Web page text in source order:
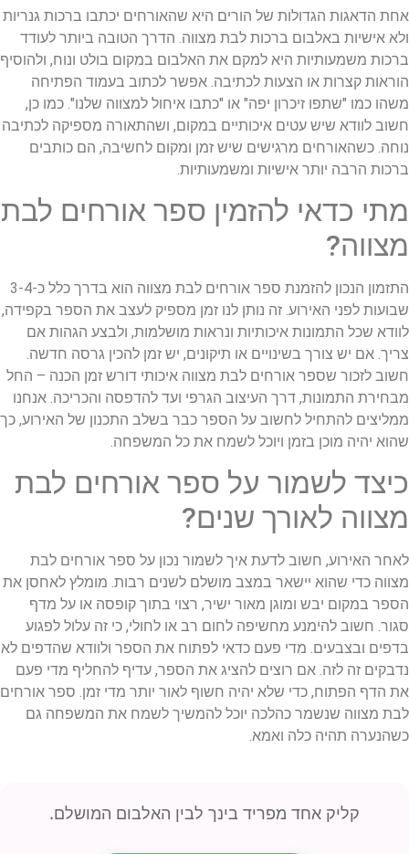
אחת הדאגות הגדולות של הורים היא שהאורחים יכתבו ברכות גנריות
ולא אישיות באלבום ברכות לבת מצווה. הדרך הטובה ביותר לעודד
ברכות משמעותיות היא למקם את האלבום במקום בולט ונוח, ולהוסיף
הוראות קצרות או הצעות לכתיבה. אפשר לכתוב בעמוד הפתיחה
משהו כמו "שתפו זיכרון יפה" או "כתבו איחול למצווה שלנו". כמו כן,
חשוב לוודא שיש עטים איכותיים במקום, ושהתאורה מספיקה לכתיבה
נוחה. כשהאורחים מרגישים שיש זמן ומקום לחשיבה, הם כותבים
ברכות הרבה יותר אישיות ומשמעותיות.
מתי כדאי להזמין ספר אורחים לבת
מצווה?
התזמון הנכון להזמנת ספר אורחים לבת מצווה הוא בדרך כלל כ-3-4
שבועות לפני האירוע. זה נותן לנו זמן מספיק לעצב את הספר בקפידה,
לוודא שכל התמונות איכותיות ונראות מושלמות, ולבצע הגהות אם
צריך. אם יש צורך בשינויים או תיקונים, יש זמן להכין גרסה חדשה.
חשוב לזכור שספר אורחים לבת מצווה איכותי דורש זמן הכנה – החל
מבחירת התמונות, דרך העיצוב הגרפי ועד להדפסה והכריכה. אנחנו
ממליצים להתחיל לחשוב על הספר כבר בשלב התכנון של האירוע, כך
שהוא יהיה מוכן בזמן ויוכל לשמח את כל המשפחה.
כיצד לשמור על ספר אורחים לבת
מצווה לאורך שנים?
לאחר האירוע, חשוב לדעת איך לשמור נכון על ספר אורחים לבת
מצווה כדי שהוא יישאר במצב מושלם לשנים רבות. מומלץ לאחסן את
הספר במקום יבש ומוגן מאור ישיר, רצוי בתוך קופסה או על מדף
סגור. חשוב להימנע מחשיפה לחום רב או לחולי, כי זה עלול לפגוע
בדפים ובצבעים. מדי פעם כדאי לפתוח את הספר ולוודא שהדפים לא
נדבקים זה לזה. אם רוצים להציג את הספר, עדיף להחליף מדי פעם
את הדף הפתוח, כדי שלא יהיה חשוף לאור יותר מדי זמן. ספר אורחים
לבת מצווה שנשמר כהלכה יוכל להמשיך לשמח את המשפחה גם
כשהנערה תהיה כלה ואמא.
קליק אחד מפריד בינך לבין האלבום המושלם.